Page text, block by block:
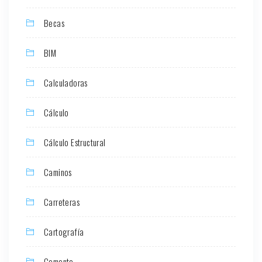
Becas
BIM
Calculadoras
Cálculo
Cálculo Estructural
Caminos
Carreteras
Cartografía